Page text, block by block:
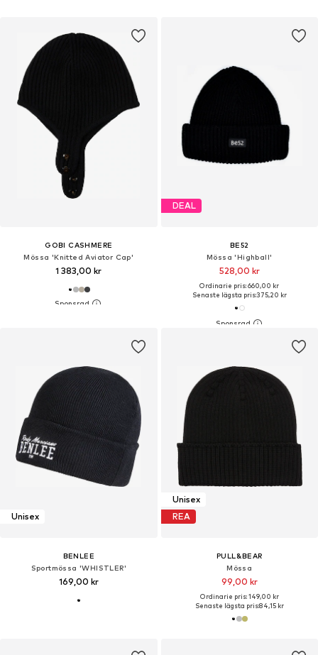
GOBI CASHMERE
Mössa 'Knitted Aviator Cap'
1 383,00 kr
DEAL
BE52
Mössa 'Highball'
528,00 kr
Ordinarie pris: 660,00 kr
Senaste lägsta pris:375,20 kr
Unisex
BENLEE
Sportmössa 'WHISTLER'
169,00 kr
Unisex
REA
PULL&BEAR
Mössa
99,00 kr
Ordinarie pris: 149,00 kr
Senaste lägsta pris:84,15 kr